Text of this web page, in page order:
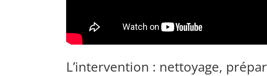
L’intervention : nettoyage,